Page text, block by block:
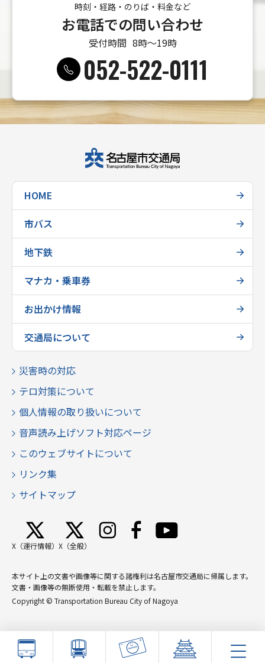
時刻・経路・のりば・料金など
お電話での問い合わせ
受付時間 8時〜19時
052-522-0111
HOME
市バス
地下鉄
マナカ・乗車券
お出かけ情報
交通局について
災害時の対応
テロ対策について
個人情報の取り扱いについて
音声読み上げソフト対応ページ
このウェブサイトについて
リンク集
サイトマップ
X（運行情報） X（全般）
本サイト上の文書や画像等に関する諸権利は名古屋市交通局に帰属します。
文書・画像等の無断使用・転載を禁止します。
Copyright © Transportation Bureau City of Nagoya